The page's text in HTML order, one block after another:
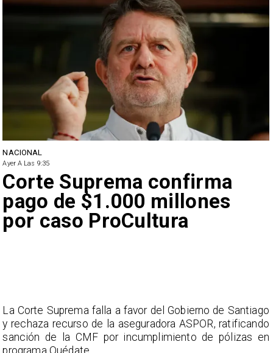
NACIONAL
Ayer A Las 9:35
Corte Suprema confirma
pago de $1.000 millones
por caso ProCultura
La Corte Suprema falla a favor del Gobierno de Santiago
y rechaza recurso de la aseguradora ASPOR, ratificando
sanción de la CMF por incumplimiento de pólizas en
programa Quédate.